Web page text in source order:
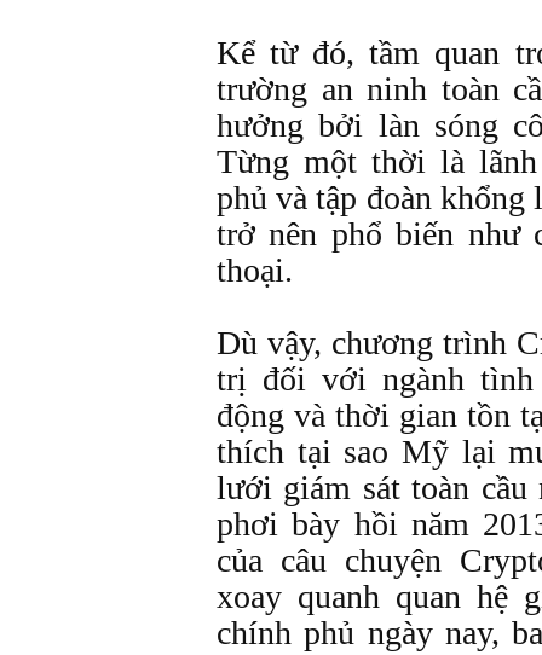
Kể từ đó, tầm quan
trường an ninh toàn
hưởng bởi làn sóng
Từng một thời là
phủ và tập đoàn khổng
trở nên phổ biến như
thoại.
Dù vậy, chương trình
trị đối với ngành tình
động và thời gian tồn
thích tại sao Mỹ lại
lưới giám sát toàn cầu
phơi bày hồi năm
của câu chuyện
xoay quanh quan hệ
chính phủ ngày nay,